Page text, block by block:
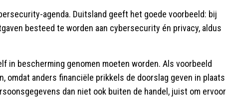
agenda. Duitsland geeft het goede voorbeeld: bij
besteed te worden aan cybersecurity én privacy, aldus
in bescherming genomen moeten worden. Als voorbeeld
omdat anders financiële prikkels de doorslag geven in plaats
dan niet ook buiten de handel, juist om ervoor